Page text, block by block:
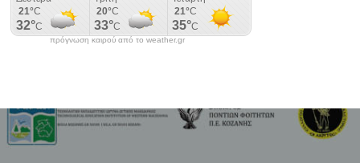
πρόγνωση καιρού από το weather.gr